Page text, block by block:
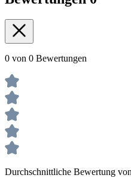
0 von 0 Bewertungen
Durchschnittliche Bewertung